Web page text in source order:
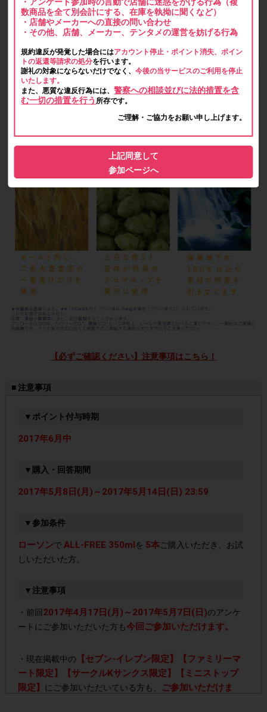
【必ずご確認ください】注意事項はこちら！
■ 注意事項
▼ポイント付与時期
2017年6月中
▼購入・回答期間
2017年5月8日(月)～2017年5月14日(日) 23:59
▼参加条件
ローソンでALL-FREE 350ml を 5本ご購入いただき、お試
しいただいた方。
▼注意事項
・前回 2017年4月17日(月)～2017年5月7日(日)のアンケ
ートにご参加いただいた方も今回ご参加いただけます。
・現在掲載中の
【セブン-イレブン限定】【ファミリーマ
ート限定】【サークルKサンクス限定】【ミニストップ
限定】
にご参加いただいている方も、
ご参加いただけま
数商品を全て別会計にする、在庫を執拗に聞くなど）
・店舗やメーカーへの直接の問い合わせ
・その他、店舗、メーカー、テンタメの運営を妨げる行為
規約違反が発覚した場合にはアカウント停止・ポイント消失、ポイン
トの返還等請求の処分を行います。
謝礼の対象にならないだけでなく、今後の当サービスのご利用を停止
いたします。
また、悪質な違反行為には、警察への相談並びに法的措置を含
む一切の措置を行う 所存です。
ご理解・ご協力をお願い申し上げます。
上記同意して
参加ページへ